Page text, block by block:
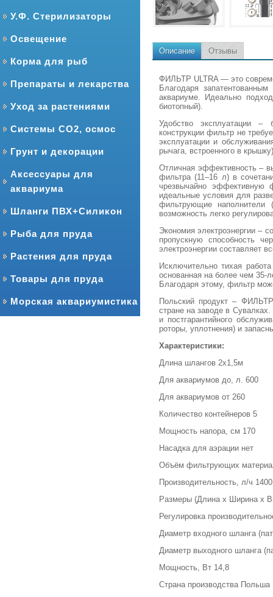
У.Ф. Стерилизаторы
Освещение
Корма для рыб
Препараты и лекарства
Уход за растениями
Системы CO2, осмос
Грунт и декорации
Аксессуары для
аквариума
Шланги ПВХ+Силикон
Рыба для пруда
Растения для пруда
Товары для пруда
Морская аквариумистика
Описание Отзывы
ФИЛЬТР ULTRA — это
Благодаря
аквариуме. Идеально
биотопный).
Удобство эксплуатации –
конструкции фильтр не
эксплуатации и
рычага, встроенного в
Отличная эффективность –
фильтра (11–16 л) в
чрезвычайно
идеальные условия для
фильтрующие наполнители
возможность легко
Экономия электроэнергии –
пропускную способность
электроэнергии составляет
Исключительно тихая
основанная на более чем 35-
Благодаря этому, фильтр
Польский продукт – ФИЛЬТР
стране на заводе в Сувалках.
и постгарантийного
роторы, уплотнения) и
Характеристики:
Длина шлангов 2х1,5м
Для аквариумов до, л. 600
Для аквариумов от 260
Количество контейнеров 5
Мощность напора, см 170
Насадка для аэрации нет
Объём фильтрующих
Производительность, л/ч 1400
Размеры (Длина х Ширина х
Регулировка
Диаметр входного шланга
Диаметр выходного шланга
Мощность, Вт 14,8
Страна производства Польша